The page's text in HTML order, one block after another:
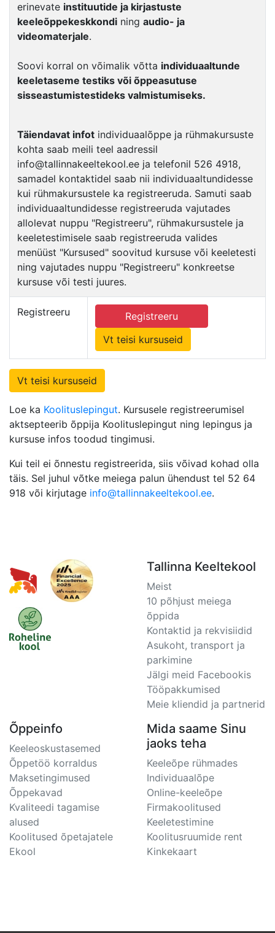
erinevate instituutide ja kirjastuste
keeleõppekeskkondi ning audio- ja
videomaterjale.
Soovi korral on võimalik võtta individuaaltunde
keeletaseme testiks või õppeasutuse
sisseastumistestideks valmistumiseks.
Täiendavat infot individuaalõppe ja rühmakursuste
kohta saab meili teel aadressil
info@tallinnakeeltekool.ee ja telefonil 526 4918,
samadel kontaktidel saab nii individuaaltundidesse
kui rühmakursustele ka registreeruda. Samuti saab
individuaaltundidesse registreeruda vajutades
allolevat nuppu "Registreeru", rühmakursustele ja
keeletestimisele saab registreeruda valides
menüüst "Kursused" soovitud kursuse või keeletesti
ning vajutades nuppu "Registreeru" konkreetse
kursuse või testi juures.
Registreeru
Registreeru
Vt teisi kursuseid
Vt teisi kursuseid
Loe ka Koolituslepingut. Kursusele registreerumisel
aktsepteerib õppija Koolituslepingut ning lepingus ja
kursuse infos toodud tingimusi.
Kui teil ei õnnestu registreerida, siis võivad kohad olla
täis. Sel juhul võtke meiega palun ühendust tel 52 64
918 või kirjutage info@tallinnakeeltekool.ee.
Tallinna Keeltekool
Meist
10 põhjust meiega
õppida
Kontaktid ja rekvisiidid
Asukoht, transport ja
parkimine
Jälgi meid Facebookis
Tööpakkumised
Meie kliendid ja partnerid
Õppeinfo
Keeleoskustasemed
Õppetöö korraldus
Maksetingimused
Õppekavad
Kvaliteedi tagamise
alused
Koolitused õpetajatele
Ekool
Mida saame Sinu
jaoks teha
Keeleõpe rühmades
Individuaalõpe
Online-keeleõpe
Firmakoolitused
Keeletestimine
Koolitusruumide rent
Kinkekaart